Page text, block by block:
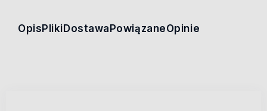
OpisPlikiDostawaPowiązaneOpinie